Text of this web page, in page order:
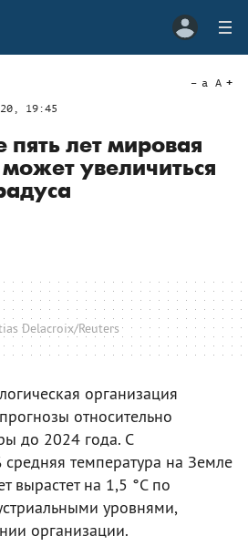
19:45
a A
лет мировая
увеличиться
Delacroix/Reuters
организация
относительно
до 2024 года. C
средняя температура на Земле
вырастет на 1,5 °C по
уровнями,
организации.